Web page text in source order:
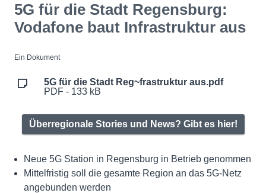
5G für die Stadt Regensburg:
Vodafone baut Infrastruktur aus
Ein Dokument
5G für die Stadt Reg~frastruktur aus.pdf
PDF - 133 kB
Überregionale Stories und News? Gibt es hier!
Neue 5G Station in Regensburg in Betrieb genommen
Mittelfristig soll die gesamte Region an das 5G-Netz
angebunden werden